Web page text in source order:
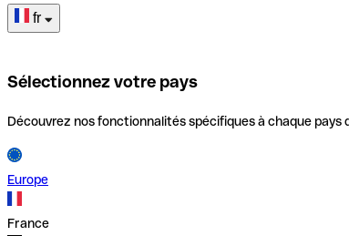
fr
Sélectionnez votre pays
Découvrez nos fonctionnalités spécifiques à chaque pays
Europe
France